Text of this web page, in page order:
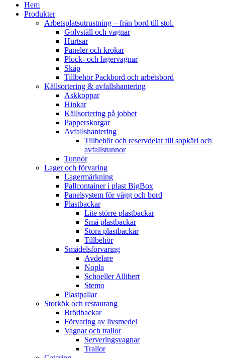
Hem
Produkter
Arbetsplatsutrustning – från bord till stol.
Golvställ och vagnar
Hurtsar
Paneler och krokar
Plock- och lagervagnar
Skåp
Tillbehör Packbord och arbetsbord
Källsortering & avfallshantering
Askkoppar
Hinkar
Källsortering på jobbet
Papperskorgar
Avfallshantering
Tillbehör och reservdelar till sopkärl och
avfallstunnor
Tunnor
Lager och förvaring
Lagermärkning
Pallcontainer i plast BigBox
Panelsystem för vägg och bord
Plastbackar
Lite större plastbackar
Små plastbackar
Stora plastbackar
Tillbehör
Smådelsförvaring
Avdelare
Nopla
Schoeller Allibert
Stemo
Plastpallar
Storkök och restaurang
Brödbackar
Förvaring av livsmedel
Vagnar och trallor
Serveringsvagnar
Trallor